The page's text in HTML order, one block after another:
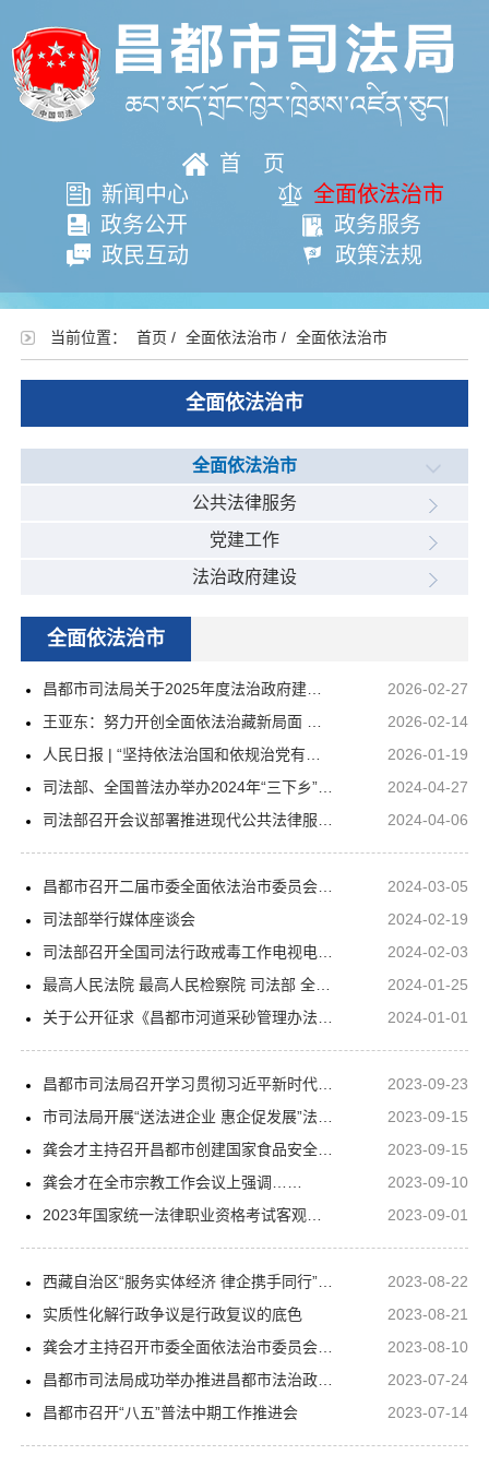
首页
新闻中心
全面依法治市
政务公开
政务服务
政民互动
政策法规
当前位置： 首页 / 全面依法治市/ 全面依法治市
全面依法治市
全面依法治市
公共法律服务
党建工作
法治政府建设
全面依法治市
昌都市司法局关于2025年度法治政府建设情况的报告
2026-02-27
王亚东：努力开创全面依法治藏新局面 服务保障西藏长治久安和高质量发展
2026-02-14
人民日报 | “坚持依法治国和依规治党有机统一”
2026-01-19
司法部、全国普法办举办2024年“三下乡”集中示范活动暨“民法典宣传月”启动仪式
2024-04-27
司法部召开会议部署推进现代公共法律服务体系建设
2024-04-06
昌都市召开二届市委全面依法治市委员会第三次会议
2024-03-05
司法部举行媒体座谈会
2024-02-19
司法部召开全国司法行政戒毒工作电视电话会议
2024-02-03
最高人民法院 最高人民检察院 司法部 全国律协首次“四方会商”
2024-01-25
关于公开征求《昌都市河道采砂管理办法（草案）》修改建议或意见的公告
2024-01-01
昌都市司法局召开学习贯彻习近平新时代中国特色社会主义思想主题教育部署会
2023-09-23
市司法局开展“送法进企业 惠企促发展”法律服务活动
2023-09-15
龚会才主持召开昌都市创建国家食品安全示范城市动员部署会
2023-09-15
龚会才在全市宗教工作会议上强调……
2023-09-10
2023年国家统一法律职业资格考试客观题考试模拟答题系统上线
2023-09-01
西藏自治区“服务实体经济 律企携手同行”专项行动座谈会在拉萨召开
2023-08-22
实质性化解行政争议是行政复议的底色
2023-08-21
龚会才主持召开市委全面依法治市委员会会议
2023-08-10
昌都市司法局成功举办推进昌都市法治政府建设暨2023年度依法行政（行政复议、行政执法）培训班
2023-07-24
昌都市召开“八五”普法中期工作推进会
2023-07-14